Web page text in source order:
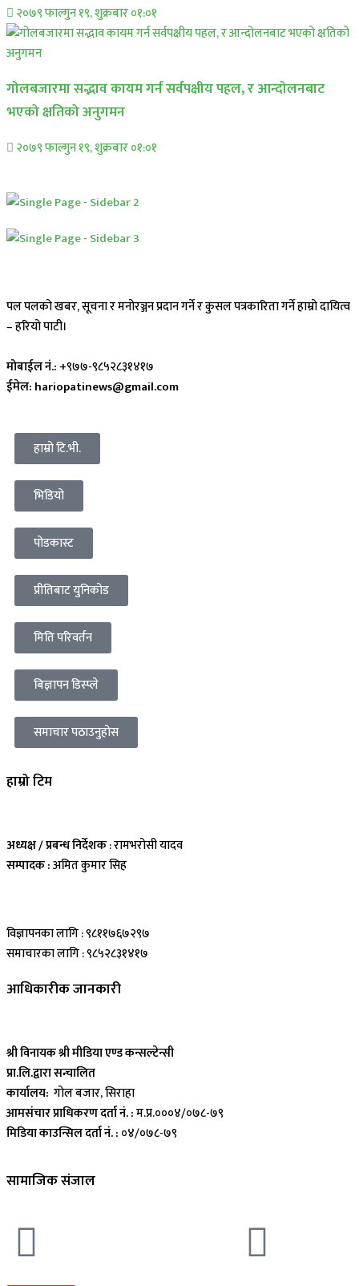
२०७९ फाल्गुन १९, शुक्रबार ०१:०१
गोलबजारमा सद्भाव कायम गर्न सर्वपक्षीय पहल, र आन्दोलनबाट
भएको क्षतिको अनुगमन
२०७९ फाल्गुन १९, शुक्रबार ०१:०१
पल पलको खबर, सूचना र मनोरञ्जन प्रदान गर्ने र कुसल पत्रकारिता गर्ने हाम्रो दायित्व
– हरियो पाटी।
मोबाईल नं.: +९७७-९८५२८३१४१७
ईमेल: hariopatinews@gmail.com
हाम्रो टि.भी.
भिडियो
पोडकास्ट
प्रीतिबाट युनिकोड
मिति परिवर्तन
बिज्ञापन डिस्प्ले
समाचार पठाउनुहोस
हाम्रो टिम
अध्यक्ष / प्रबन्ध निर्देशक: रामभरोसी यादव
सम्पादक :अमित कुमार सिह
विज्ञापनका लागि : ९८११७६७२९७
समाचारका लागि : ९८५२८३१४१७
आधिकारीक जानकारी
श्री विनायक श्री मीडिया एण्ड कन्सल्टेन्सी
प्रा.लि.द्वारा सन्चालित
कार्यालय: गोल बजार, सिराहा
आमसंचार प्राधिकरण दर्ता नं. :म.प्र.०००४/०७८-७९
मिडिया काउन्सिल दर्ता नं. : ०४/०७८-७९
सामाजिक संजाल